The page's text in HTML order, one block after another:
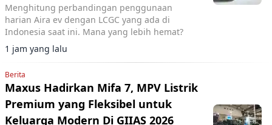
Menghitung perbandingan penggunaan
harian Aira ev dengan LCGC yang ada di
Indonesia saat ini. Mana yang lebih hemat?
1 jam yang lalu
Berita
Maxus Hadirkan Mifa 7, MPV Listrik
Premium yang Fleksibel untuk
Keluarga Modern Di GIIAS 2026